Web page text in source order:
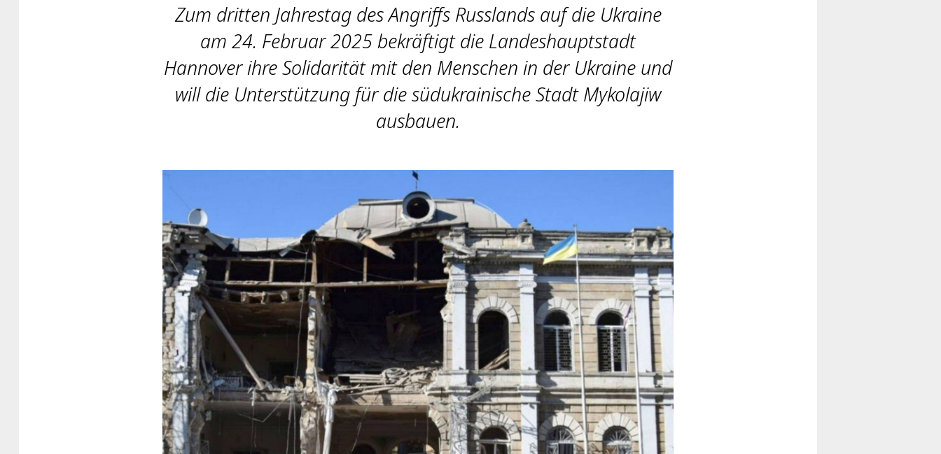
Zum dritten Jahrestag des Angriffs Russlands auf die Ukraine
am 24. Februar 2025 bekräftigt die Landeshauptstadt
Hannover ihre Solidarität mit den Menschen in der Ukraine und
will die Unterstützung für die südukrainische Stadt Mykolajiw
ausbauen.